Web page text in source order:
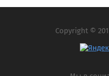
Copyright ©